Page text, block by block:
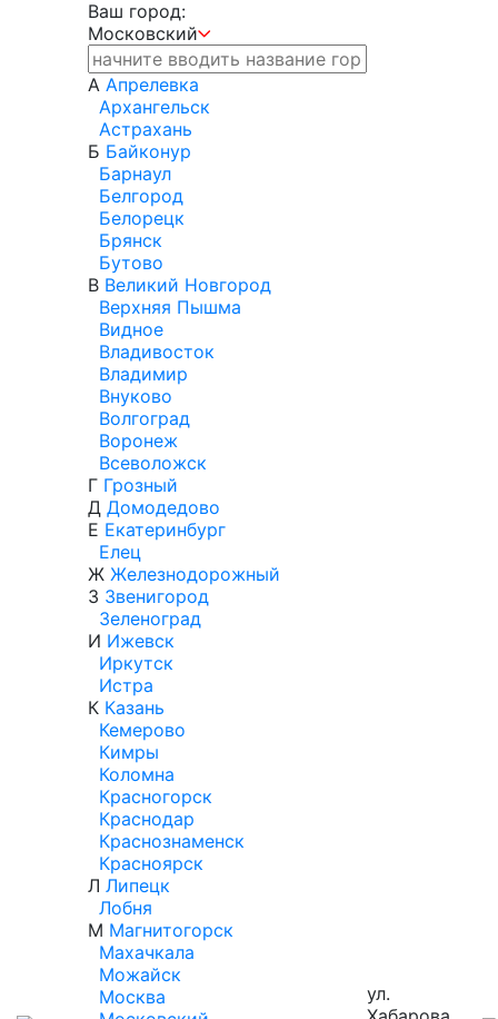
Ваш город:
Московский
А Апрелевка
Архангельск
Астрахань
Б Байконур
Барнаул
Белгород
Белорецк
Брянск
Бутово
В Великий Новгород
Верхняя Пышма
Видное
Владивосток
Владимир
Внуково
Волгоград
Воронеж
Всеволожск
Г Грозный
Д Домодедово
Е Екатеринбург
Елец
Ж Железнодорожный
З Звенигород
Зеленоград
И Ижевск
Иркутск
Истра
К Казань
Кемерово
Кимры
Коломна
Красногорск
Краснодар
Краснознаменск
Красноярск
Л Липецк
Лобня
М Магнитогорск
Махачкала
Можайск
Москва
ул.